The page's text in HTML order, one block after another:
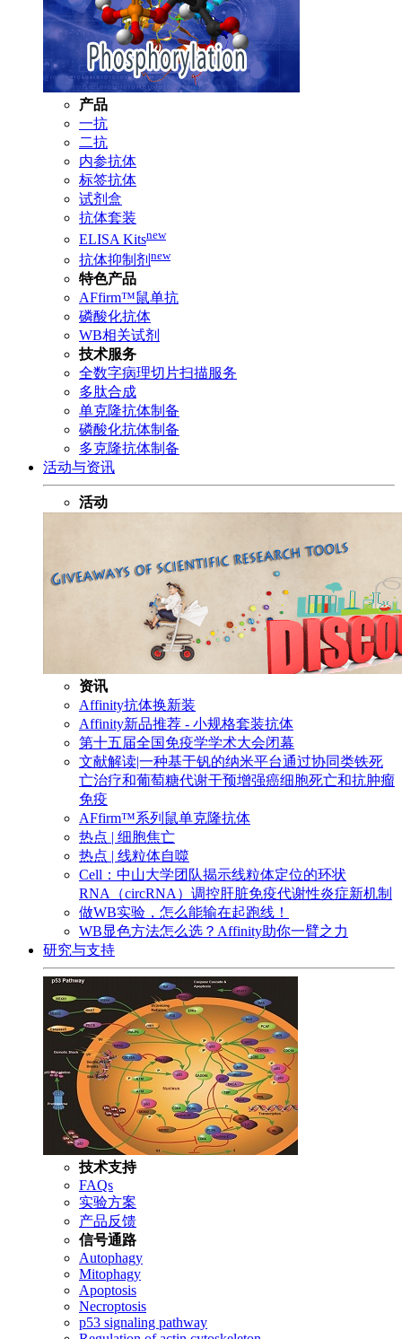
产品
一抗
二抗
内参抗体
标签抗体
试剂盒
抗体套装
ELISA Kitsnew
抗体抑制剂 new
特色产品
AFfirm™鼠单抗
磷酸化抗体
WB相关试剂
技术服务
全数字病理切片扫描服务
多肽合成
单克隆抗体制备
磷酸化抗体制备
多克隆抗体制备
活动与资讯
活动
资讯
Affinity抗体换新装
Affinity新品推荐 - 小规格套装抗体
第十五届全国免疫学学术大会闭幕
文献解读|一种基于钒的纳米平台通过协同类铁死
亡治疗和葡萄糖代谢干预增强癌细胞死亡和抗肿瘤
免疫
AFfirm™系列鼠单克隆抗体
热点 | 细胞焦亡
热点 | 线粒体自噬
Cell：中山大学团队揭示线粒体定位的环状
RNA（circRNA）调控肝脏免疫代谢性炎症新机制
做WB实验，怎么能输在起跑线！
WB显色方法怎么选？Affinity助你一臂之力
研究与支持
技术支持
FAQs
实验方案
产品反馈
信号通路
Autophagy
Mitophagy
Apoptosis
Necroptosis
p53 signaling pathway